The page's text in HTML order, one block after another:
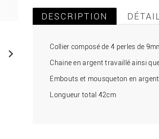

DESCRIPTION
Collier composé de 4 perles de
Chaine en argent travaillé ainsi
Embouts et mousqueton en argent.
Longueur total 42cm